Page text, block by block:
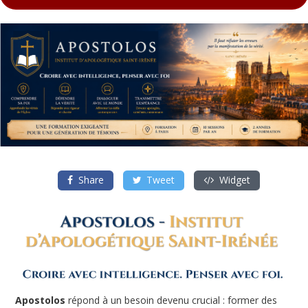
Share Tweet Widget
Apostolos répond à un besoin devenu crucial : former des